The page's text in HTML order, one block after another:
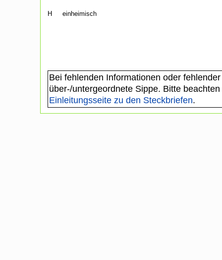
H einheimisch
Bei fehlenden Informationen oder
über-/untergeordnete Sippe. Bitte
Einleitungsseite zu den Steckbriefen.